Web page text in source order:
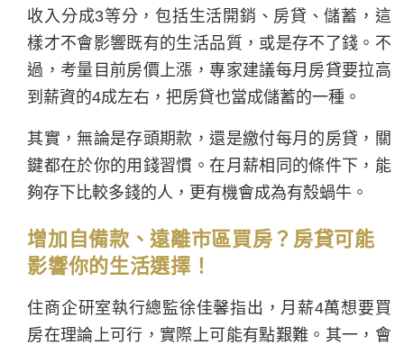
收入分成3等分，包括生活開銷、房貸、儲蓄，這
樣才不會影響既有的生活品質，或是存不了錢。不
過，考量目前房價上漲，專家建議每月房貸要拉高
到薪資的4成左右，把房貸也當成儲蓄的一種。
其實，無論是存頭期款，還是繳付每月的房貸，關
鍵都在於你的用錢習慣。在月薪相同的條件下，能
夠存下比較多錢的人，更有機會成為有殼蝸牛。
增加自備款、遠離市區買房？房貸可能
影響你的生活選擇！
住商企研室執行總監徐佳馨指出，月薪4萬想要買
房在理論上可行，實際上可能有點艱難。其一，會